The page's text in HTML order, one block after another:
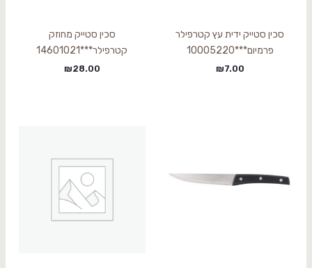
סכין סטייק ידית עץ קטרפילר
פרמיום***10005220
₪7.00
סכין סטייק מחוזק
קטרפילר***14601021
₪28.00